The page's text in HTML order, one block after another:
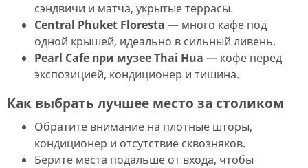
сэндвичи и матча, укрытые террасы.
Central Phuket Floresta — много кафе под
одной крышей, идеально в сильный ливень.
Pearl Cafe при музее Thai Hua — кофе перед
экспозицией, кондиционер и тишина.
Как выбрать лучшее место за столиком
Обратите внимание на плотные шторы,
кондиционер и отсутствие сквозняков.
Берите места подальше от входа, чтобы